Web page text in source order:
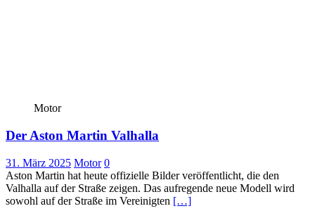
Motor
Der Aston Martin Valhalla
31. März 2025 Motor 0
Aston Martin hat heute offizielle Bilder veröffentlicht, die den
Valhalla auf der Straße zeigen. Das aufregende neue Modell wird
sowohl auf der Straße im Vereinigten […]